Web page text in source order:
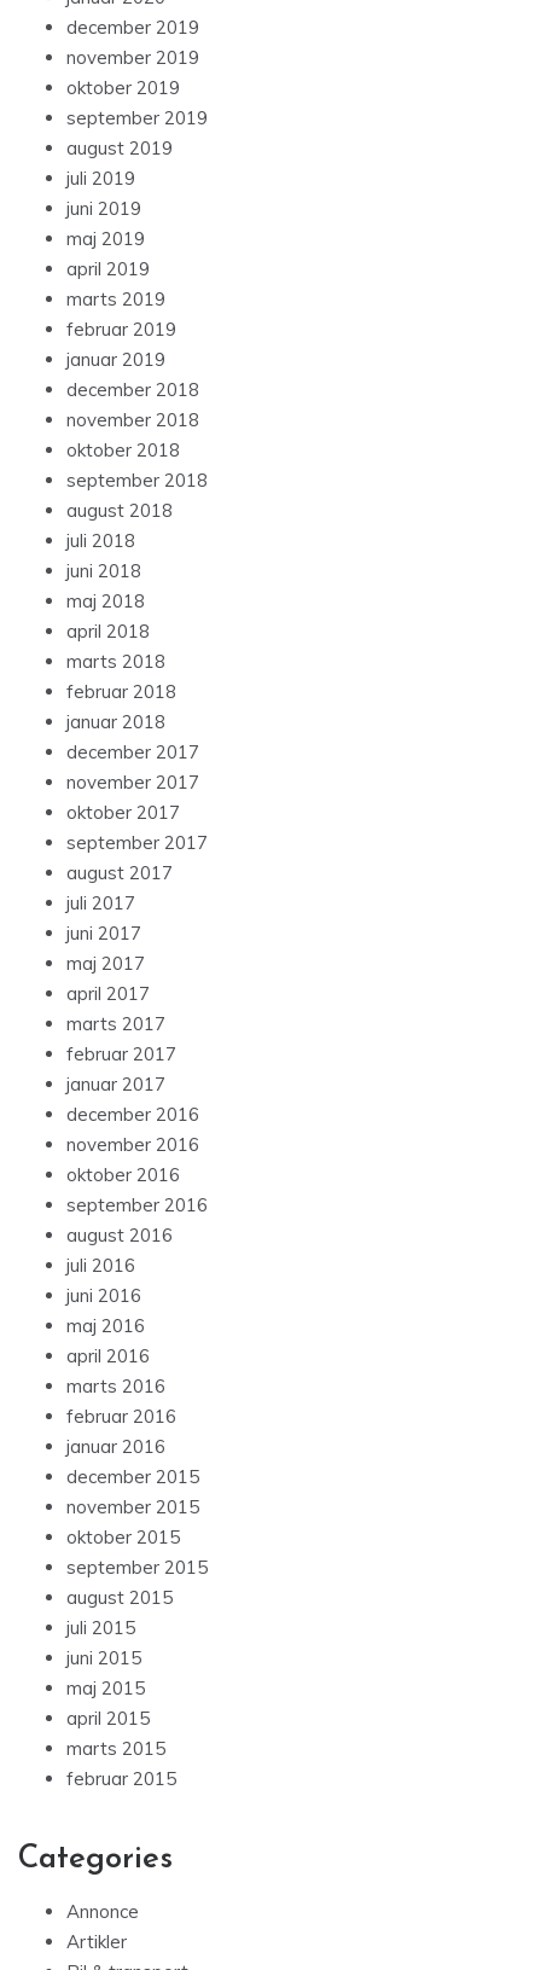
december 2019
november 2019
oktober 2019
september 2019
august 2019
juli 2019
juni 2019
maj 2019
april 2019
marts 2019
februar 2019
januar 2019
december 2018
november 2018
oktober 2018
september 2018
august 2018
juli 2018
juni 2018
maj 2018
april 2018
marts 2018
februar 2018
januar 2018
december 2017
november 2017
oktober 2017
september 2017
august 2017
juli 2017
juni 2017
maj 2017
april 2017
marts 2017
februar 2017
januar 2017
december 2016
november 2016
oktober 2016
september 2016
august 2016
juli 2016
juni 2016
maj 2016
april 2016
marts 2016
februar 2016
januar 2016
december 2015
november 2015
oktober 2015
september 2015
august 2015
juli 2015
juni 2015
maj 2015
april 2015
marts 2015
februar 2015
Categories
Annonce
Artikler